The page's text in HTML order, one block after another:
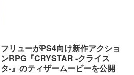
フリューがPS4向け新作アクショ
ンRPG『CRYSTAR -クライス
タ-』のティザームービーを公開